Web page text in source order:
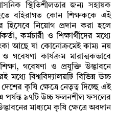
স্থিতিশীলতার জন্য সহায়ক
বহিরাগত কোন শিক্ষককে এই
হিসেবে নিয়োগ প্রদান করা হলে
কর্মচারী ও শিক্ষার্থীদের মধ্যে
আছে যা কোনোক্রমেই কাম্য নয়
গবেষণা কার্যক্রম মারাত্মকভাবে
গবেষণা ও প্রযুক্তি উদ্ভাবনে
বিশ্ববিদ্যালয়টি বিভিন্ন উচ্চ
কৃষি ক্ষেত্রে নেতৃত্ব দিচ্ছে এই
এ পর্যন্ত ৯৭টি উচ্চ ফলনশীল ফসলের
মাধ্যমে কৃষি ক্ষেত্রে অবদান